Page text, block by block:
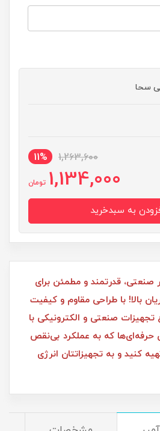
سحا
1,263,600
11%
1,134,000 تومان
12 ولت 10 آمپر صنعتی، قدرتمند و مطمئن برای
بالا! با طراحی مقاوم و کیفیت
تجهیزات صنعتی و الکترونیکی با
حرفه‌ای‌ها که به عملکرد بی‌نقص
کنید و به تجهیزاتتان انرژی